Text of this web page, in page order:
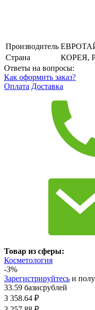
Производитель
Страна
КОРЕЯ,
Ответы на вопросы:
Как оформить заказ?
Оплата Доставка
Товар из сферы:
Косметология
-3%
Зарегистрируйтесь и
33.59 базисрублей
3 358.64 ₽